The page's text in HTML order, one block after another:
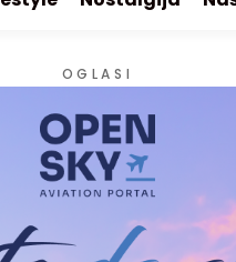
OGLASI